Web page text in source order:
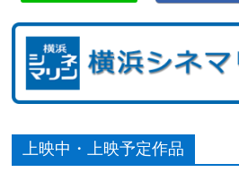
上映中・上映予定作品